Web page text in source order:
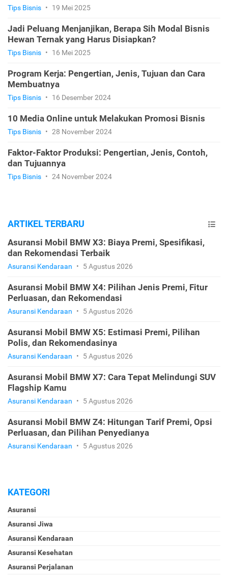
Tips Bisnis • 19 Mei 2025
Jadi Peluang Menjanjikan, Berapa Sih Modal Bisnis
Hewan Ternak yang Harus Disiapkan?
Tips Bisnis • 16 Mei 2025
Program Kerja: Pengertian, Jenis, Tujuan dan Cara
Membuatnya
Tips Bisnis • 16 Desember 2024
10 Media Online untuk Melakukan Promosi Bisnis
Tips Bisnis • 28 November 2024
Faktor-Faktor Produksi: Pengertian, Jenis, Contoh,
dan Tujuannya
Tips Bisnis • 24 November 2024
ARTIKEL TERBARU
Asuransi Mobil BMW X3: Biaya Premi, Spesifikasi,
dan Rekomendasi Terbaik
Asuransi Kendaraan • 5 Agustus 2026
Asuransi Mobil BMW X4: Pilihan Jenis Premi, Fitur
Perluasan, dan Rekomendasi
Asuransi Kendaraan • 5 Agustus 2026
Asuransi Mobil BMW X5: Estimasi Premi, Pilihan
Polis, dan Rekomendasinya
Asuransi Kendaraan • 5 Agustus 2026
Asuransi Mobil BMW X7: Cara Tepat Melindungi SUV
Flagship Kamu
Asuransi Kendaraan • 5 Agustus 2026
Asuransi Mobil BMW Z4: Hitungan Tarif Premi, Opsi
Perluasan, dan Pilihan Penyedianya
Asuransi Kendaraan • 5 Agustus 2026
KATEGORI
Asuransi
Asuransi Jiwa
Asuransi Kendaraan
Asuransi Kesehatan
Asuransi Perjalanan